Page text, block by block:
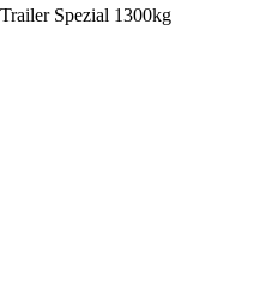
Spezial 1300kg